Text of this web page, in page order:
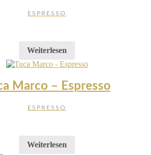
ESPRESSO
Weiterlesen
Marco – Espresso
ESPRESSO
Weiterlesen